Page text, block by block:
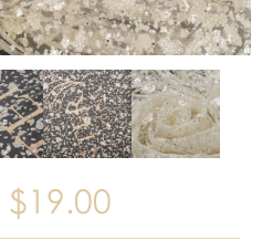
$19.00